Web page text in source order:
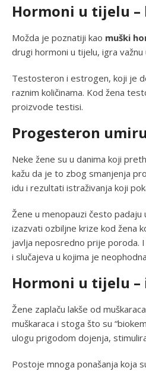
Hormoni u tijelu
Možda je poznatiji kao muški
drugi hormoni u tijelu, igra
Testosteron i estrogen, koji je
raznim količinama. Kod žena
proizvode testisi.
Progesteron
Neke žene su u danima koji
kažu da je to zbog smanjenja
idu i rezultati istraživanja koji
Žene u menopauzi često padaju
izazvati ozbiljne krize kod žena
javlja neposredno prije poroda.
i slučajeva u kojima je
Hormoni u tijelu –
Žene zaplaču lakše od
muškaraca i stoga što su
ulogu prigodom dojenja,
Postoje mnoga ponašanja koja